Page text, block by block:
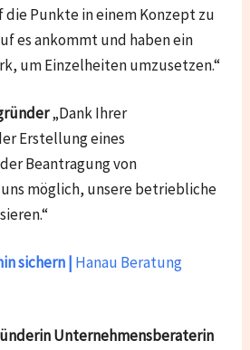
die Punkte in einem Konzept zu
es ankommt und haben ein
um Einzelheiten umzusetzen.“
„Dank Ihrer
Erstellung eines
Beantragung von
möglich, unsere betriebliche
sichern | Hanau Beratung
Unternehmensberaterin